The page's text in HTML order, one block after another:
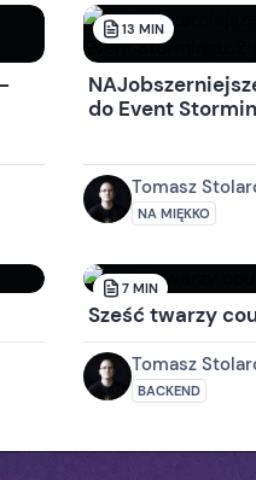
13 MIN
do Event
Tomasz
NA MIĘKKO
7 MIN
Sześć twarzy
Tomasz
BACKEND